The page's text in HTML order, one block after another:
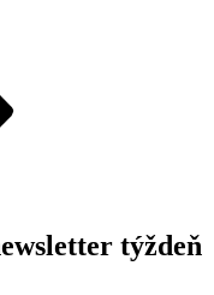
týždeň